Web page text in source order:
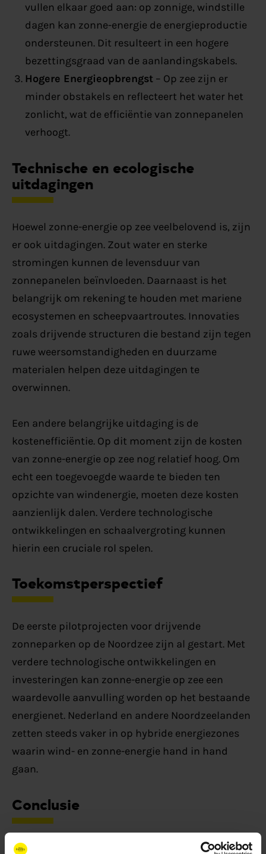
vullen elkaar goed aan: op zonnige, windstille
dagen kan zonne-energie de energieproductie
ondersteunen. Dit resulteert in een hogere
bezettingsgraad van de aanlandingskabels.
Hogere Energieopbrengst – Op zee zijn er
minder obstakels en reflecteert het water het
zonlicht, wat de efficiëntie van zonnepanelen
verhoogt.
Technische en ecologische
uitdagingen
Hoewel zonne-energie op zee veelbelovend is, zijn
er ook uitdagingen. Zout water en sterke
stromingen kunnen de levensduur van
zonnepanelen beïnvloeden. Daarnaast is het
belangrijk om rekening te houden met mariene
ecosystemen en scheepvaartroutes. Innovaties
zoals drijvende structuren die bestand zijn tegen
ruwe weersomstandigheden en duurzame
materialen helpen deze uitdagingen te
overwinnen.
Een andere belangrijke uitdaging is de
kostenefficiëntie. Op dit moment zijn de kosten
van zonne-energie op zee nog relatief hoog. Om
echt een toegevoegde waarde te bieden ten
opzichte van windenergie, moeten deze kosten
aanzienlijk dalen. Verdere technologische
ontwikkelingen en schaalvergroting kunnen
hierin een cruciale rol spelen.
Toekomstperspectief
De eerste pilotprojecten voor drijvende
zonneparken op de Noordzee zijn al gestart. Met
verdere technologische ontwikkelingen en
investeringen kan zonne-energie op zee een
waardevolle aanvulling worden op het bestaande
energienet. Nederland en andere Noordzeelanden
zetten steeds vaker in op hybride energiezones
waarin wind- en zonne-energie hand in hand
gaan.
Conclusie
Zonne-energie op de Noordzee biedt alleen een